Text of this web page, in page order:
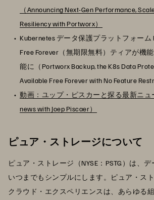
（Announcing Next-Gen Performance,
Resiliency with Portworx）
Kubernetes データ保護プラットフォーム
Free Forever（無期限無料）ティアが機
能に（Portworx Backup, the K8s Data
Available Free Forever with No Feature
動画：ユップ・ピスカーと探る最新ニュ
news with Joep Piscaer）
ピュア・ストレージについて
ピュア・ストレージ（NYSE：PSTG）は、
いつまでもシンプルにします。ピュア・ス
クラウド・エクスペリエンスは、あらゆる